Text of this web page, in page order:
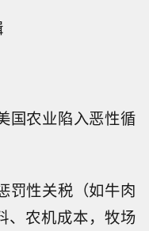
国农业陷入恶性循
罚性关税（如牛肉
、农机成本，牧场